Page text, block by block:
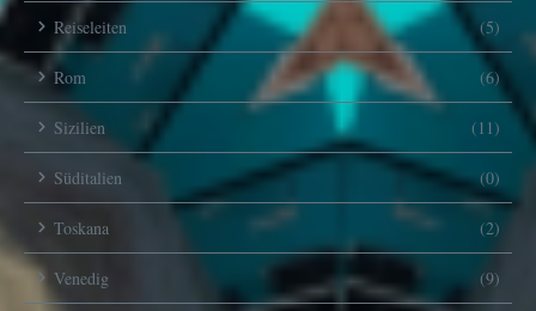
Reiseleiten (5)
Rom (6)
Sizilien (11)
Süditalien (0)
Toskana (2)
Venedig (9)